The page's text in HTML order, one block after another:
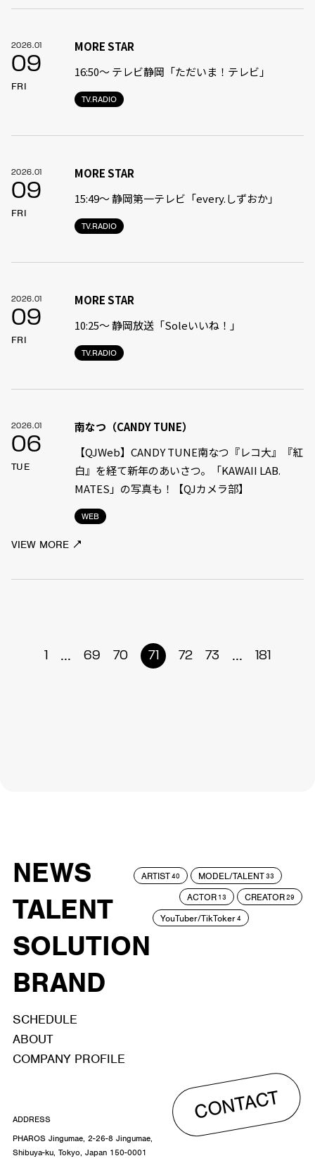
2026.01
09
FRI
TV.RADIO
MORE STAR
16:50〜 テレビ静岡「ただいま！テレビ」
2026.01
09
FRI
TV.RADIO
MORE STAR
15:49〜 静岡第一テレビ「every.しずおか」
2026.01
09
FRI
TV.RADIO
MORE STAR
10:25〜 静岡放送「Soleいいね！」
2026.01
06
TUE
WEB
南なつ（CANDY TUNE）
【QJWeb】CANDY TUNE南なつ『レコ大』『紅
白』を経て新年のあいさつ。「KAWAII LAB.
MATES」の写真も！【QJカメラ部】
VIEW MORE
1 ... 69 70 71 72 73 ... 181
NEWS
TALENT
SOLUTION
BRAND
ARTIST40 MODEL/TALENT33
ACTOR 13 CREATOR29
YouTuber/TikToker4
SCHEDULE
ABOUT
COMPANY PROFILE
CONTACT
ADDRESS
PHAROS Jingumae, 2-26-8 Jingumae,
Shibuya-ku, Tokyo, Japan 150-0001